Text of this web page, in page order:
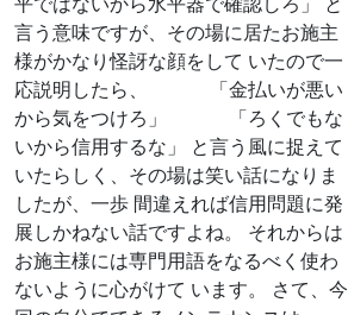
言う意味ですが、その場に居たお施主
様がかなり怪訝な顔をして いたので一
応説明したら、 「金払いが悪い
から気をつけろ」 「ろくでもな
いから信用するな」 と言う風に捉えて
いたらしく、その場は笑い話になりま
したが、一歩 間違えれば信用問題に発
展しかねない話ですよね。 それからは
お施主様には専門用語をなるべく使わ
ないように心がけて います。 さて、今